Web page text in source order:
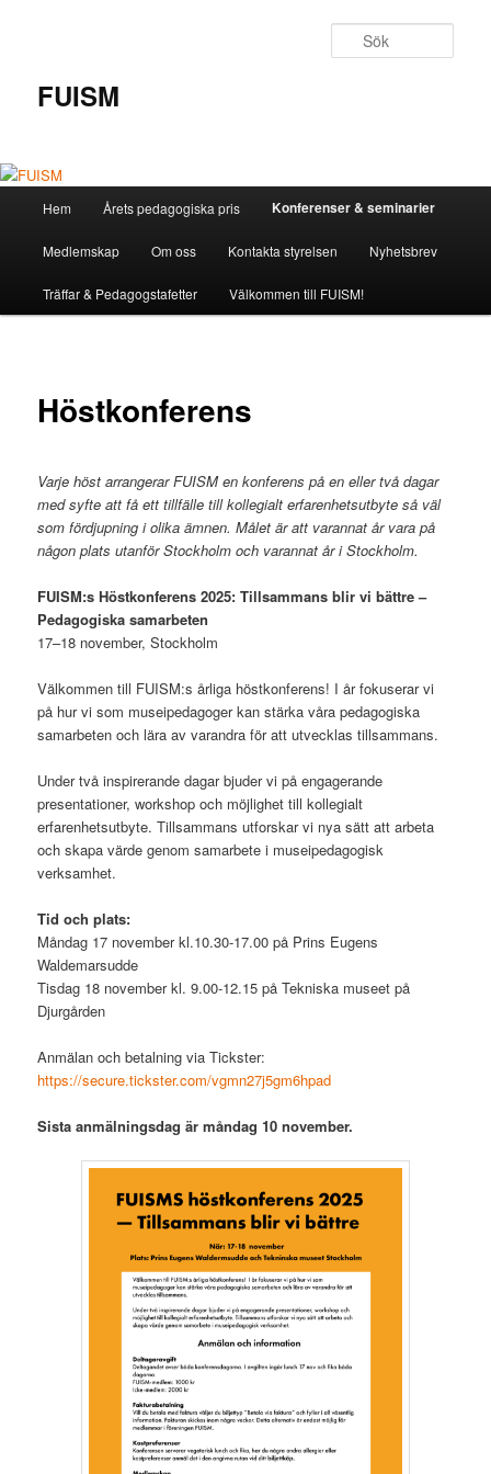
FUISM
Hem Årets pedagogiska pris Konferenser & seminarier
Medlemskap Om oss Kontakta styrelsen Nyhetsbrev
Träffar & Pedagogstafetter Välkommen till FUISM!
Höstkonferens
Varje höst arrangerar FUISM en konferens på en eller två dagar
med syfte att få ett tillfälle till kollegialt erfarenhetsutbyte så väl
som fördjupning i olika ämnen. Målet är att varannat år vara på
någon plats utanför Stockholm och varannat år i Stockholm.
FUISM:s Höstkonferens 2025: Tillsammans blir vi bättre –
Pedagogiska samarbeten
17–18 november, Stockholm
Välkommen till FUISM:s årliga höstkonferens! I år fokuserar vi
på hur vi som museipedagoger kan stärka våra pedagogiska
samarbeten och lära av varandra för att utvecklas tillsammans.
Under två inspirerande dagar bjuder vi på engagerande
presentationer, workshop och möjlighet till kollegialt
erfarenhetsutbyte. Tillsammans utforskar vi nya sätt att arbeta
och skapa värde genom samarbete i museipedagogisk
verksamhet.
Tid och plats:
Måndag 17 november kl.10.30-17.00 på Prins Eugens
Waldemarsudde
Tisdag 18 november kl. 9.00-12.15 på Tekniska museet på
Djurgården
Anmälan och betalning via Tickster:
https://secure.tickster.com/vgmn27j5gm6hpad
Sista anmälningsdag är måndag 10 november.